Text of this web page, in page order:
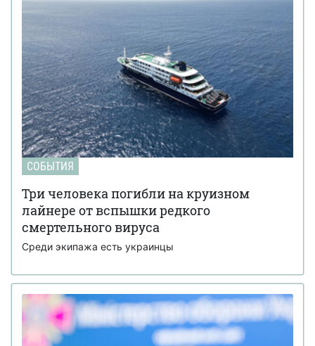
СОБЫТИЯ
Три человека погибли на круизном
лайнере от вспышки редкого
смертельного вируса
Среди экипажа есть украинцы